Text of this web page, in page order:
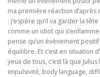
ma première réaction d’après
: j’espère qu’il va garder la
comme un idiot qui
pense qu’un évènement
équilibre. Et c’est en situation
yeux de tous, c’est là que
impulsivité, body language,